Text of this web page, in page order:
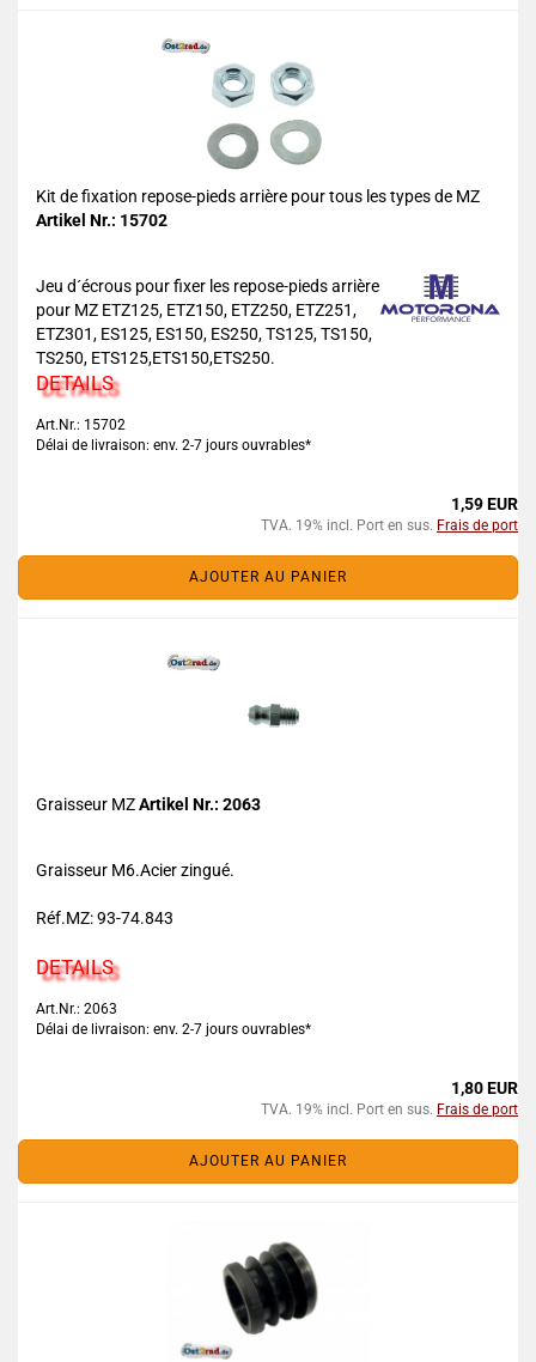
Kit de fixation repose-pieds arrière pour tous les types de MZ
Artikel Nr.: 15702
Jeu d´écrous pour fixer les repose-pieds arrière
pour MZ ETZ125, ETZ150, ETZ250, ETZ251,
ETZ301, ES125, ES150, ES250, TS125, TS150,
TS250, ETS125,ETS150,ETS250.
DETAILS
Art.Nr.: 15702
Délai de livraison: env. 2-7 jours ouvrables*
1,59 EUR
TVA. 19% incl. Port en sus. Frais de port
AJOUTER AU PANIER
Graisseur MZArtikel Nr.: 2063
Graisseur M6.Acier zingué.
Réf.MZ: 93-74.843
DETAILS
Art.Nr.: 2063
Délai de livraison: env. 2-7 jours ouvrables*
1,80 EUR
TVA. 19% incl. Port en sus. Frais de port
AJOUTER AU PANIER